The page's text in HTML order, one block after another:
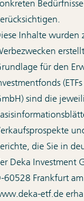
Inhalte wurden
für den
sind die
die Sie in
Deka Investment
60528 Frankfurt
etf.de
verlässlicher Indikator für
neben den auf
Anlagebetrag von
Kosten:
beim Kauf,
variieren je nach
Ihrer depotführenden
Methode) berücksichtigt
Die BVI Methode
und abgeführten Steuern
können auf
berücksichtigt werden.
Stelle.
der Wertentwicklung der